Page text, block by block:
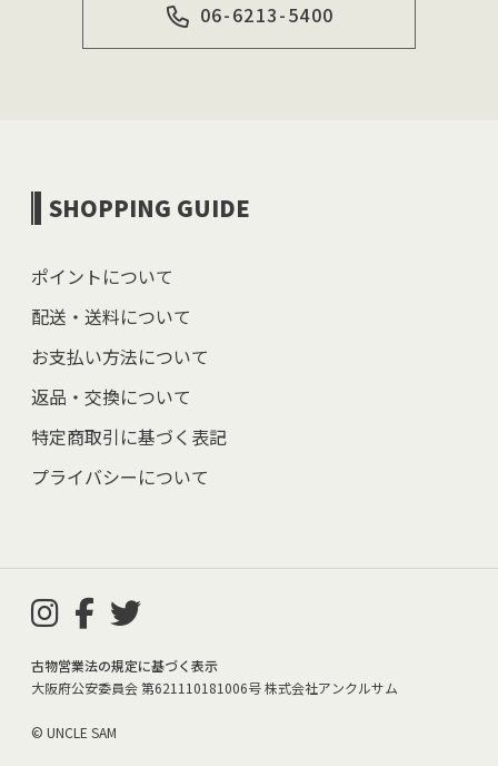
06-6213-5400
SHOPPING GUIDE
ポイントについて
配送・送料について
お支払い方法について
返品・交換について
特定商取引に基づく表記
プライバシーについて
古物営業法の規定に基づく表示
大阪府公安委員会 第621110181006号 株式会社アンクルサム
© UNCLE SAM